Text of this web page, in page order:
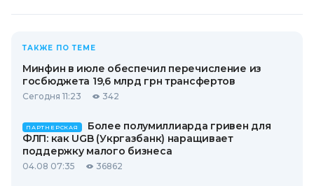
ТАКЖЕ ПО ТЕМЕ
Минфин в июле обеспечил перечисление из
госбюджета 19,6 млрд грн трансфертов
Сегодня 11:23 342
ПАРТНЕРСКАЯ
Более полумиллиарда гривен для
ФЛП: как UGB (Укргазбанк) наращивает
поддержку малого бизнеса
04.08 07:35 36862